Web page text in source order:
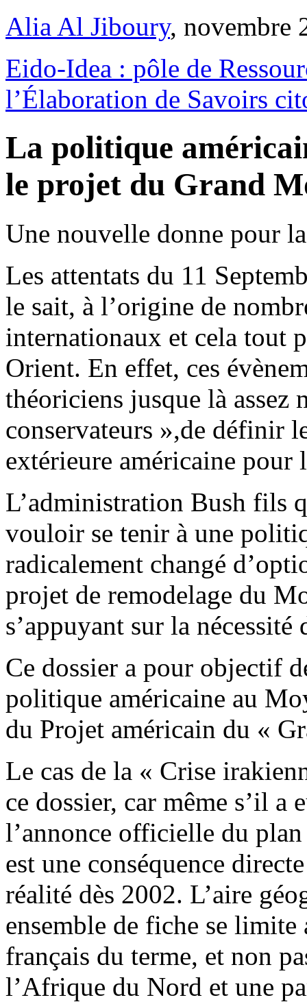
Alia Al Jiboury, novembre
Eido-Idea : pôle de
l’Élaboration de Savoirs
La politique
le projet du Grand
Une nouvelle donne pour
Les attentats du 11
le sait, à l’origine de
internationaux et cela tout
Orient. En effet, ces
théoriciens jusque là assez
conservateurs »,de définir
extérieure américaine pour
L’administration Bush fils
vouloir se tenir à une
radicalement changé
projet de remodelage du
s’appuyant sur la
Ce dossier a pour objectif
politique américaine au
du Projet américain du «
Le cas de la « Crise
ce dossier, car même s’il a
l’annonce officielle du
est une conséquence
réalité dès 2002. L’aire
ensemble de fiche se
français du terme, et non
l’Afrique du Nord et une